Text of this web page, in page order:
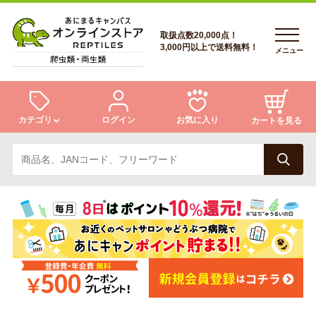
会員登録
あにまるキャンパスについて
アフターサービス
取扱点数20,000点！
3,000円以上で送料無料！
メニュー
カテゴリ
トカゲ ヘビ
カメ 両生類
ログイン お気に入り カートを見る
あにまるキャンパスについて
アフターサービス
商品リクエスト